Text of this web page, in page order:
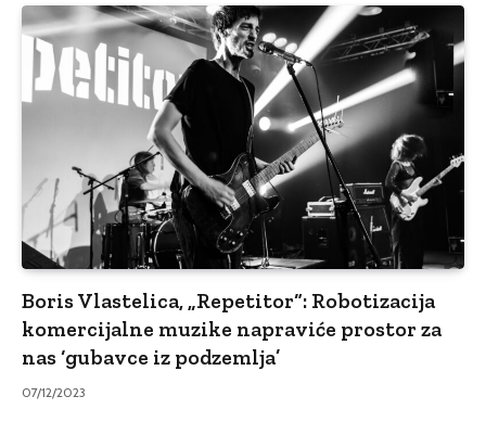
Boris Vlastelica, „Repetitor“: Robotizacija
komercijalne muzike napraviće prostor za
nas ‘gubavce iz podzemlja’
07/12/2023